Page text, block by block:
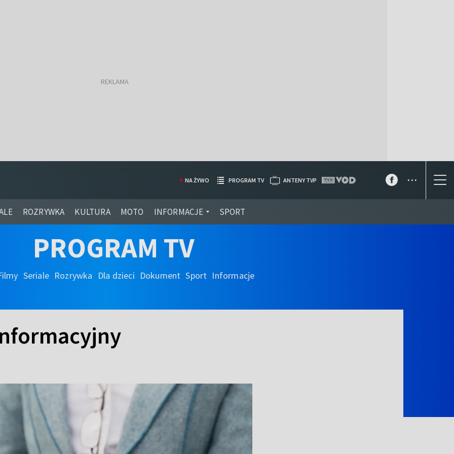
ROZRYWKA KULTURA MOTO INFORMACJE SPORT
NA ŻYWO PROGRAM TV ANTENY TVP ...
PROGRAM TV
Seriale Rozrywka Dla dzieci Dokument Sport Informacje